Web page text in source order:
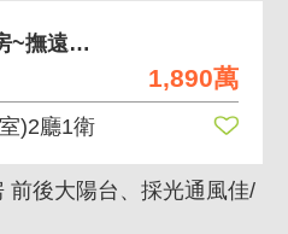
1,890萬
專任!民生社區超棒3房~撫遠公寓二樓!
)2廳1衛